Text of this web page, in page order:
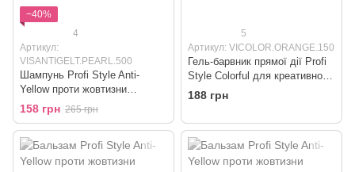
−40%
4
Артикул:
VISANTIGELT.PEARL.500
Шампунь Profi Style Anti-
Yellow проти жовтизни
"Перлинний" для теплих
відтінків блонд
158 грн 265 грн
5
Артикул: VICOLOR.ORANGE.150
Гель-барвник прямої дії Profi
Style Colorful для креативного
тонування
188 грн